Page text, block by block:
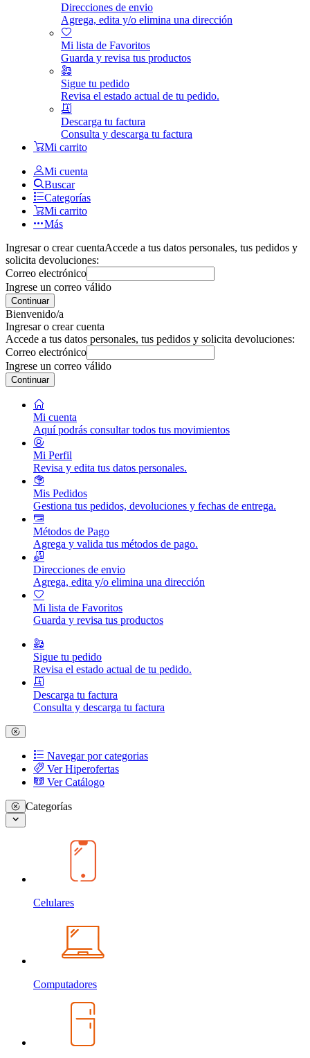
Direcciones de envio
Agrega, edita y/o elimina una dirección
Mi lista de Favoritos
Guarda y revisa tus productos
Sigue tu pedido
Revisa el estado actual de tu pedido.
Descarga tu factura
Consulta y descarga tu factura
Mi carrito
Mi cuenta
Buscar
Categorías
Mi carrito
Más
Ingresar o crear cuentaAccede a tus datos personales, tus pedidos y
solicita devoluciones:
Correo electrónico
Ingrese un correo válido
Continuar
Bienvenido/a
Ingresar o crear cuenta
Accede a tus datos personales, tus pedidos y solicita devoluciones:
Correo electrónico
Ingrese un correo válido
Continuar
Mi cuenta
Aquí podrás consultar todos tus movimientos
Mi Perfil
Revisa y edita tus datos personales.
Mis Pedidos
Gestiona tus pedidos, devoluciones y fechas de entrega.
Métodos de Pago
Agrega y valida tus métodos de pago.
Direcciones de envio
Agrega, edita y/o elimina una dirección
Mi lista de Favoritos
Guarda y revisa tus productos
Sigue tu pedido
Revisa el estado actual de tu pedido.
Descarga tu factura
Consulta y descarga tu factura
Navegar por categorias
Ver Hiperofertas
Ver Catálogo
Categorías
Celulares
Computadores